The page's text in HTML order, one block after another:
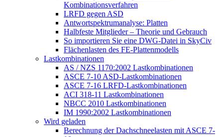
Kombinationsverfahren
LRFD gegen ASD
Antwortspektrumanalyse: Platten
Halbfeste Mitglieder – Theorie und Gebrauch
So importieren Sie eine DWG-Datei in SkyCiv
Flächenlasten des FE-Plattenmodells
Lastkombinationen
AS / NZS 1170:2002 Lastkombinationen
ASCE 7-10 ASD-Lastkombinationen
ASCE 7-16 LRFD-Lastkombinationen
ACI 318-11 Lastkombinationen
NBCC 2010 Lastkombinationen
IM 1990:2002 Lastkombinationen
Wird geladen
Berechnung der Dachschneelasten mit ASCE 7-